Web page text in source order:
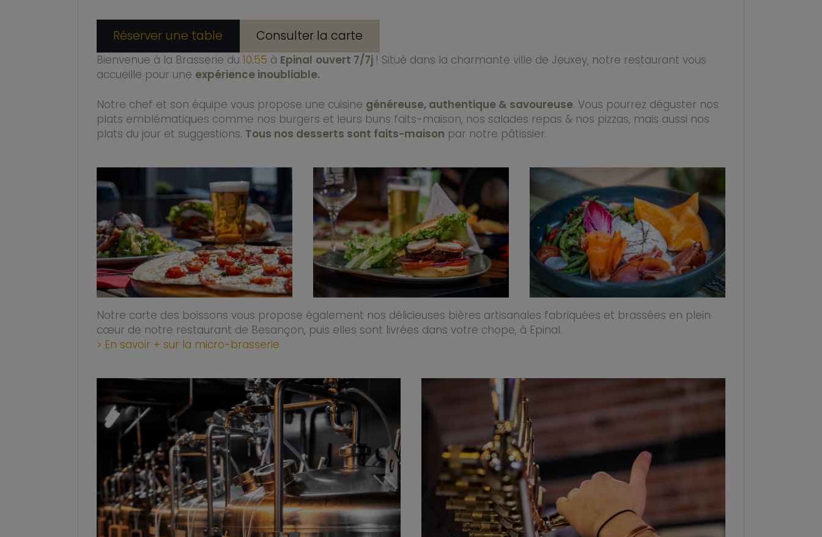
Réserver une table Consulter la carte
Bienvenue à la Brasserie du 10.55 à Epinal ouvert 7/7j ! Situé dans la charmante ville de Jeuxey, notre restaurant vous
accueille pour une expérience inoubliable.
Notre chef et son équipe vous propose une cuisine généreuse, authentique & savoureuse. Vous pourrez déguster nos
plats emblématiques comme nos burgers et leurs buns faits-maison, nos salades repas & nos pizzas, mais aussi nos
plats du jour et suggestions. Tous nos desserts sont faits-maison par notre pâtissier.
Notre carte des boissons vous propose également nos délicieuses bières artisanales fabriquées et brassées en plein
cœur de notre restaurant de Besançon, puis elles sont livrées dans votre chope, à Epinal.
> En savoir + sur la micro-brasserie